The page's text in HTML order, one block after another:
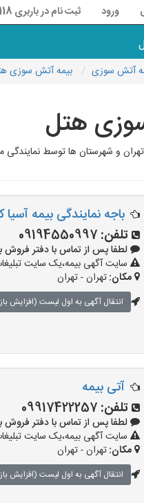
ورود ثبت نام در باربری 118
آتش سوزی بیمه آتش سوزی
هتل
و شهرستان ها توسط نمایندگی
باجه نمایندگی بیمه آسیا کد
تلفن: 09194550997
لطفا پس از تماس با دفتر فروش بیمه
سایت آگهی بیمه،یک سایت
مکان:تهران - تهران
انتقال آگهی به اول لیست (افزایش
آتی بیمه
تلفن: 09917422257
لطفا پس از تماس با دفتر فروش بیمه
سایت آگهی بیمه،یک سایت
مکان:تهران - تهران
انتقال آگهی به اول لیست (افزایش